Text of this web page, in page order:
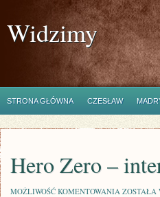
Widzimy
STRONA GŁÓWNA CZESŁAW
Hero Zero –
MOŻLIWOŚĆ KOMENTOWANIA HERO
ZOSTAŁA